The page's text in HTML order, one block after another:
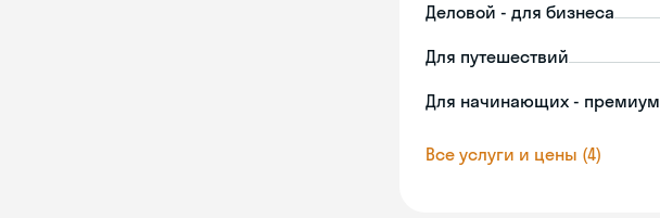
Деловой - для бизнеса
Для путешествий
Для начинающих - премиум
Все услуги и цены (4)